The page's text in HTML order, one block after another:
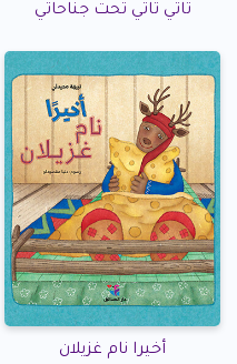
تاتي تاتي تحت جناحاتي
أخيرا نام غزيلان